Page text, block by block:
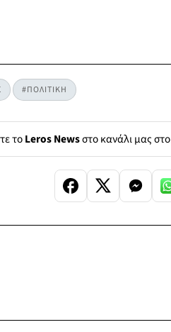
#ΠΟΛΙΤΙΚΗ
τοLeros Newsστο κανάλι μας στο